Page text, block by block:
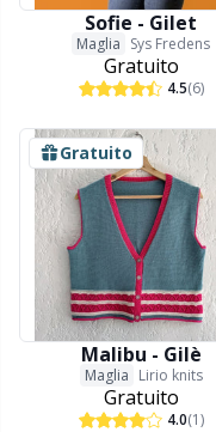
Sofie - Gilet
Maglia Sys Fredens
Gratuito
4.5(6)
Gratuito
Malibu - Gilè
Maglia Lirio knits
Gratuito
4.0(1)